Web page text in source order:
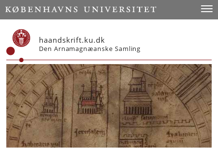
Start
haandskrift.ku.dk
Den Arnamagnæanske Samling